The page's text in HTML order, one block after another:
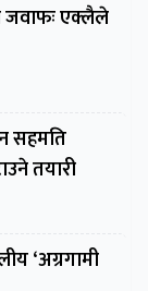
जवाफः एक्लैले
सहमति
तयारी